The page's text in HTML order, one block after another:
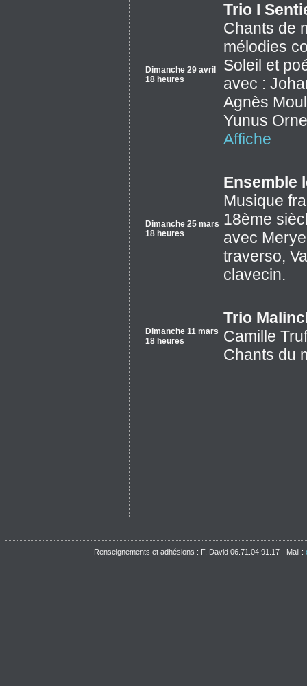
Dimanche 29 avril
18 heures
Trio I
Chants de
mélodies
Soleil et
avec :
Agnès
Yunus
Affiche
Dimanche 25 mars
18 heures
Ensemble
Musique
18ème
avec
traverso,
clavecin.
Dimanche 11 mars
18 heures
Trio
Camille
Chants du
Renseignements et adhésions : F. David 06.71.04.91.17 - Mail :